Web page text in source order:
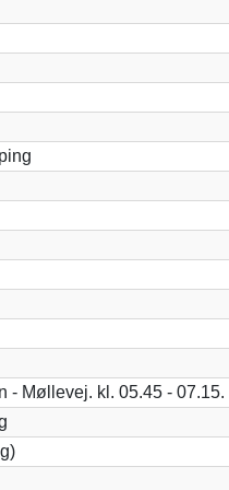
- Møllevej. kl. 05.45 - 07.15.